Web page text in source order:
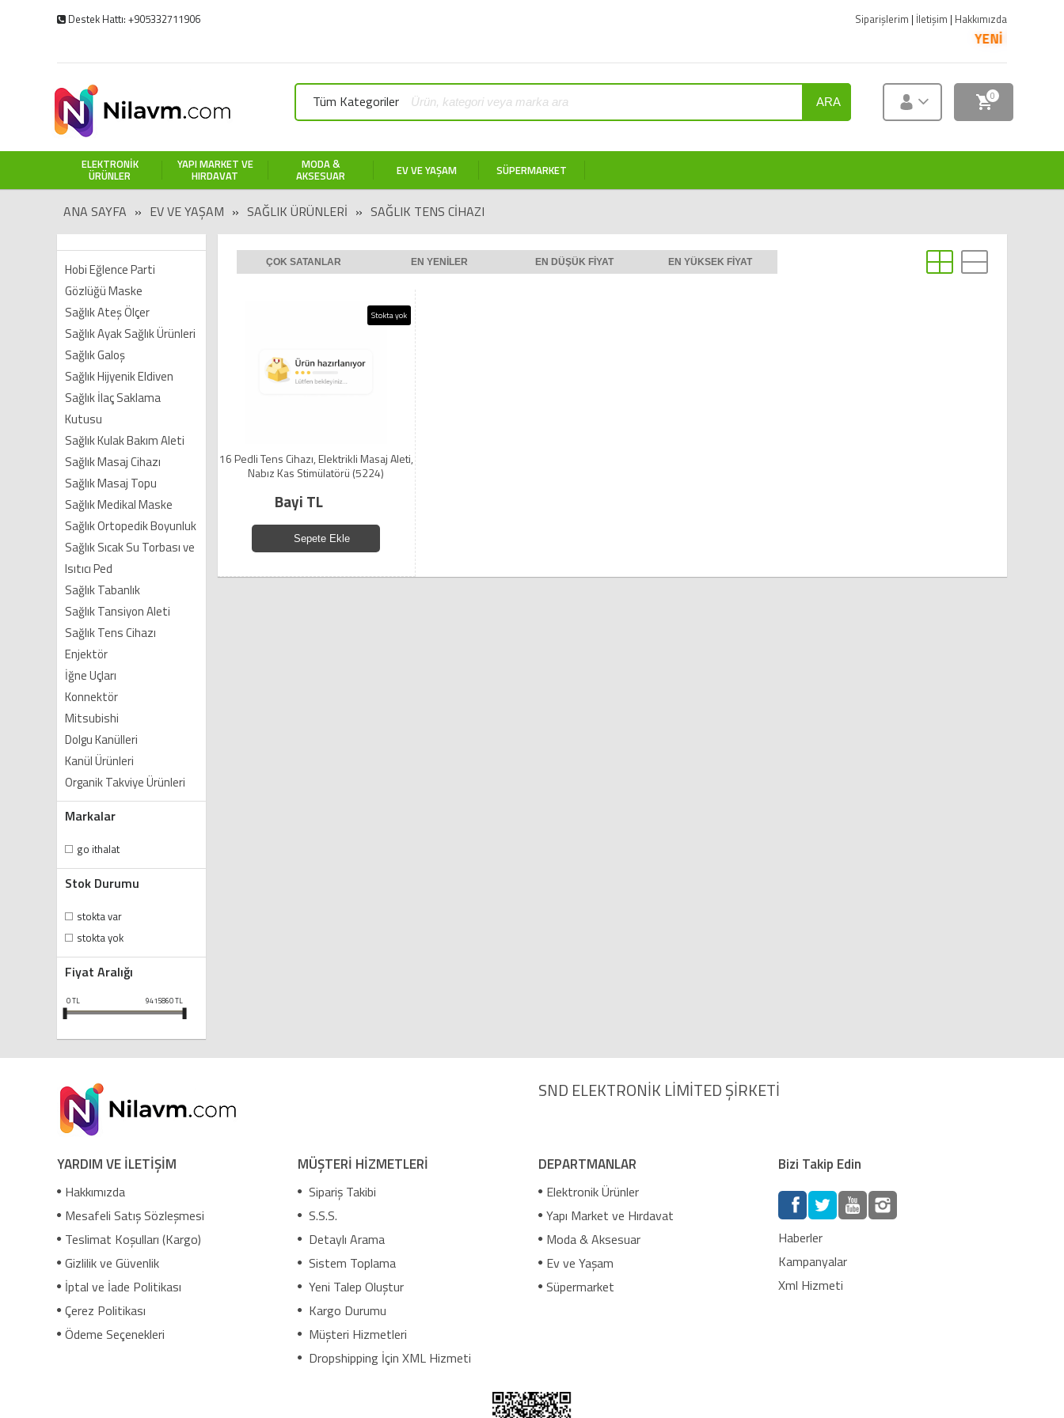
Destek Hattı: +905332711906 Siparişlerim | İletişim | Hakkımızda
YENİ ÜRÜNLER
Tüm Kategoriler ARA 0
ELEKTRONIK
ÜRÜNLER
YAPI MARKET VE
HIRDAVAT
MODA &
AKSESUAR EV VE YAŞAM SÜPERMARKET
ANA SAYFA » EV VE YAŞAM » SAĞLIK ÜRÜNLERI » SAĞLIK TENS CIHAZI
Hobi Eğlence Parti
Gözlüğü Maske
Sağlık Ateş Ölçer
Sağlık Ayak Sağlık Ürünleri
Sağlık Galoş
Sağlık Hijyenik Eldiven
Sağlık İlaç Saklama
Kutusu
Sağlık Kulak Bakım Aleti
Sağlık Masaj Cihazı
Sağlık Masaj Topu
Sağlık Medikal Maske
Sağlık Ortopedik Boyunluk
Sağlık Sıcak Su Torbası ve
Isıtıcı Ped
Sağlık Tabanlık
Sağlık Tansiyon Aleti
Sağlık Tens Cihazı
Enjektör
İğne Uçları
Konnektör
Mitsubishi
Dolgu Kanülleri
Kanül Ürünleri
Organik Takviye Ürünleri
Markalar
go ithalat
Stok Durumu
stokta var
stokta yok
Fiyat Aralığı
0TL 9415860TL
ÇOK SATANLAR EN YENILER EN DÜŞÜK FIYAT EN YÜKSEK FIYAT
Stokta yok
16 Pedli Tens Cihazı, Elektrikli Masaj Aleti,
Nabız Kas Stimülatörü (5224)
Bayi TL
Sepete Ekle
SND ELEKTRONİK LİMİTED ŞİRKETİ
YARDIM VE İLETİŞİM
Hakkımızda
Mesafeli Satış Sözleşmesi
Teslimat Koşulları (Kargo)
Gizlilik ve Güvenlik
İptal ve İade Politikası
Çerez Politikası
Ödeme Seçenekleri
MÜŞTERİ HİZMETLERİ
Sipariş Takibi
S.S.S.
Detaylı Arama
Sistem Toplama
Yeni Talep Oluştur
Kargo Durumu
Müşteri Hizmetleri
Dropshipping İçin XML Hizmeti
DEPARTMANLAR
Elektronik Ürünler
Yapı Market ve Hırdavat
Moda & Aksesuar
Ev ve Yaşam
Süpermarket
Bizi Takip Edin
Haberler
Kampanyalar
Xml Hizmeti